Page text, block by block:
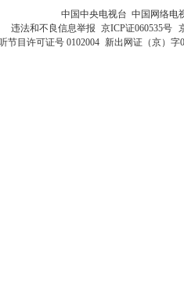
中国中央电视台 中国网络电
违法和不良信息举报 京ICP证060535号
节目许可证号 0102004 新出网证（京）